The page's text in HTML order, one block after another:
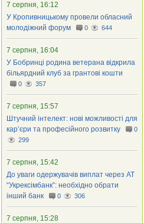
7 серпня, 16:12
У Кропивницькому провели обласний
молодіжний форум
0 644
7 серпня, 16:04
У Бобринці родина ветерана відкрила
більярдний клуб за грантові кошти
0 357
7 серпня, 15:57
Штучний інтелект: нові можливості для
кар’єри та професійного розвитку
0
299
7 серпня, 15:42
До уваги одержувачів виплат через АТ
“Укрексімбанк”: необхідно обрати
інший банк
0 306
7 серпня, 15:28